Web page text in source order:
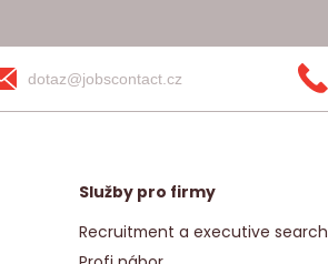
dotaz@jobscontact.cz
Služby pro firmy
Recruitment a executive search